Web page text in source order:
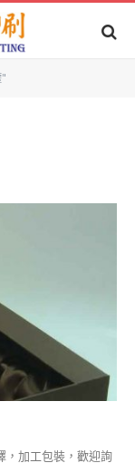
，加工包裝，歡迎詢